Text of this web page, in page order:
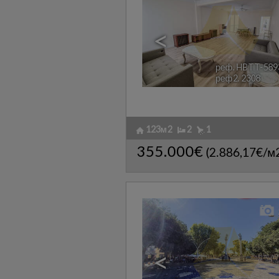
<
реф. HBTT-
реф2. 2308
123м2 2 1
355.000€ (2.886,17€/
<